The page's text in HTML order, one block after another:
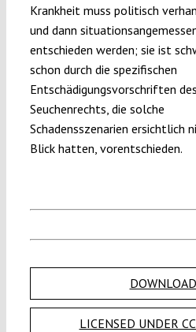
Krankheit muss politisch
und dann
entschieden werden; sie ist
schon durch die spezifischen
Entschädigungsvorschriften des
Seuchenrechts, die solche
Schadensszenarien ersichtlich
Blick hatten, vorentschieden.
LICENSED UNDER